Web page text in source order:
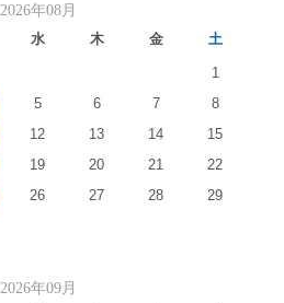
2026年08月
水 木 金 土
1
5 6 7
8
12 13 14
15
19 20 21
22
26 27 28
29
2026年09月